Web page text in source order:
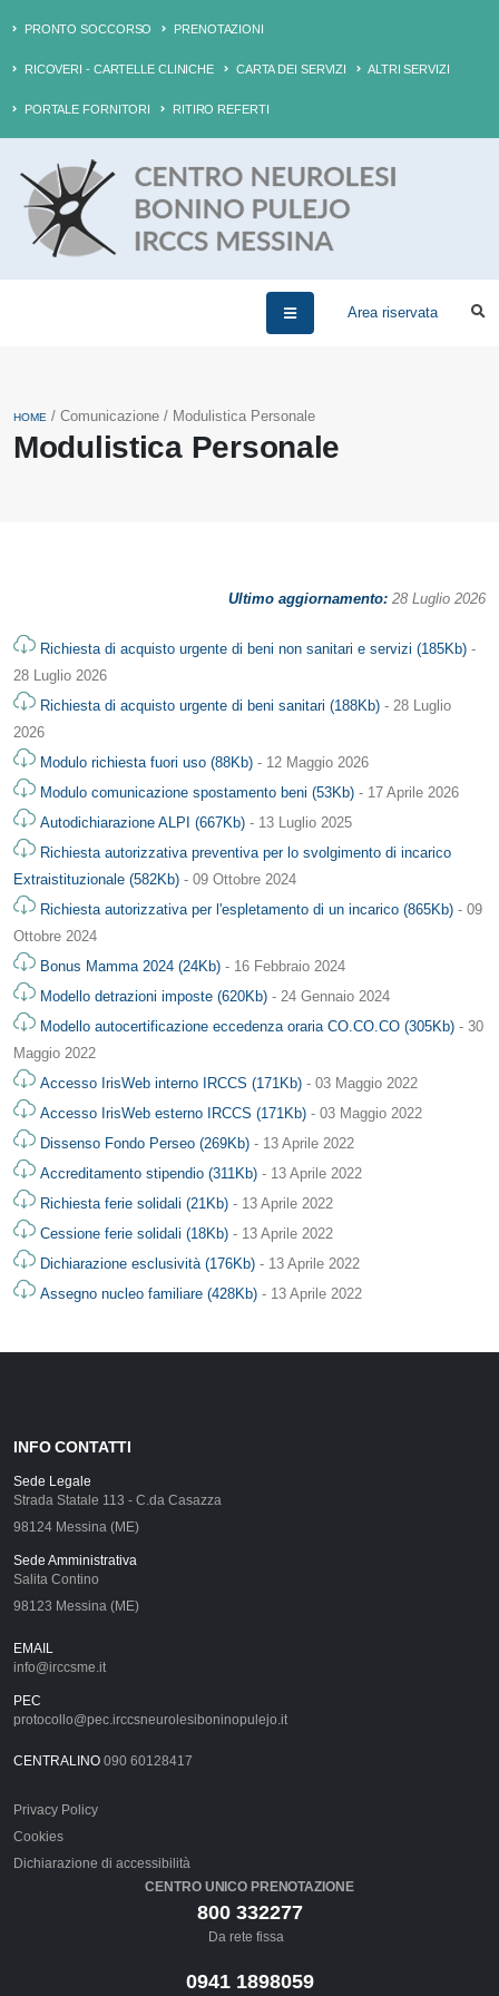
PRONTO SOCCORSO PRENOTAZIONI
RICOVERI - CARTELLE CLINICHE CARTA DEI SERVIZI ALTRI SERVIZI
PORTALE FORNITORI RITIRO REFERTI
Area riservata
Modulistica Personale
HOME / Comunicazione / Modulistica Personale
Ultimo aggiornamento: 28 Luglio 2026
Richiesta di acquisto urgente di beni non sanitari e servizi (185Kb) -
28 Luglio 2026
Richiesta di acquisto urgente di beni sanitari (188Kb) - 28 Luglio
2026
Modulo richiesta fuori uso (88Kb) - 12 Maggio 2026
Modulo comunicazione spostamento beni (53Kb) - 17 Aprile 2026
Autodichiarazione ALPI (667Kb) - 13 Luglio 2025
Richiesta autorizzativa preventiva per lo svolgimento di incarico
Extraistituzionale (582Kb) - 09 Ottobre 2024
Richiesta autorizzativa per l'espletamento di un incarico (865Kb) - 09
Ottobre 2024
Bonus Mamma 2024 (24Kb) - 16 Febbraio 2024
Modello detrazioni imposte (620Kb) - 24 Gennaio 2024
Modello autocertificazione eccedenza oraria CO.CO.CO (305Kb) - 30
Maggio 2022
Accesso IrisWeb interno IRCCS (171Kb) - 03 Maggio 2022
Accesso IrisWeb esterno IRCCS (171Kb) - 03 Maggio 2022
Dissenso Fondo Perseo (269Kb) - 13 Aprile 2022
Accreditamento stipendio (311Kb) - 13 Aprile 2022
Richiesta ferie solidali (21Kb) - 13 Aprile 2022
Cessione ferie solidali (18Kb) - 13 Aprile 2022
Dichiarazione esclusività (176Kb) - 13 Aprile 2022
Assegno nucleo familiare (428Kb) - 13 Aprile 2022
INFO CONTATTI
Sede Legale
Strada Statale 113 - C.da Casazza
98124 Messina (ME)
Sede Amministrativa
Salita Contino
98123 Messina (ME)
EMAIL
info@irccsme.it
PEC
protocollo@pec.irccsneurolesiboninopulejo.it
CENTRALINO 090 60128417
Privacy Policy
Cookies
Dichiarazione di accessibilità
CENTRO UNICO PRENOTAZIONE
800 332277
Da rete fissa
0941 1898059